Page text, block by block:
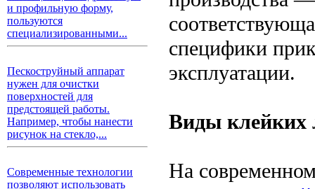
и профильную форму,
пользуются
специализированными...
Пескоструйный аппарат
нужен для очистки
поверхностей для
предстоящей работы.
Например, чтобы нанести
рисунок на стекло,...
Современные технологии
позволяют использовать
специфики
эксплуатации.
Виды клейких
На